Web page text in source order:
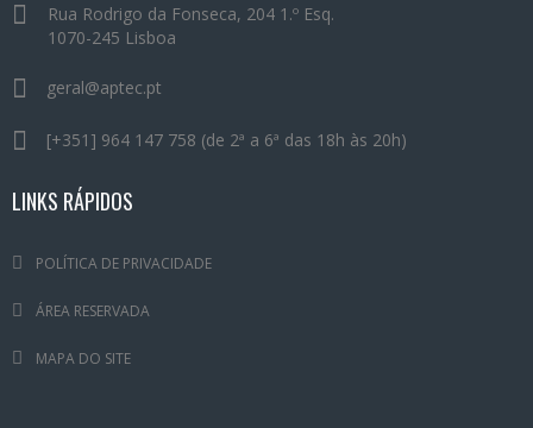
Rua Rodrigo da Fonseca, 204 1.º Esq.
1070-245 Lisboa
geral@aptec.pt
[+351] 964 147 758 (de 2ª a 6ª das 18h às 20h)
LINKS RÁPIDOS
POLÍTICA DE PRIVACIDADE
ÁREA RESERVADA
MAPA DO SITE